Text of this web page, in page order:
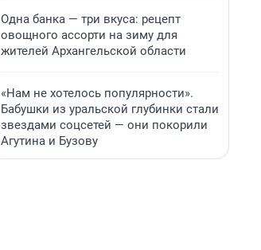
Одна банка — три вкуса: рецепт
овощного ассорти на зиму для
жителей Архангельской области
«Нам не хотелось популярности».
Бабушки из уральской глубинки стали
звездами соцсетей — они покорили
Агутина и Бузову